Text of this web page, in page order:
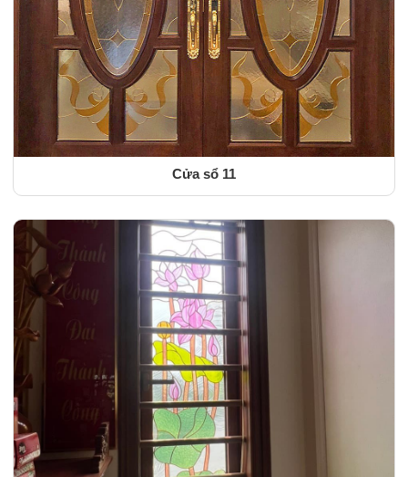
Cửa sổ 11